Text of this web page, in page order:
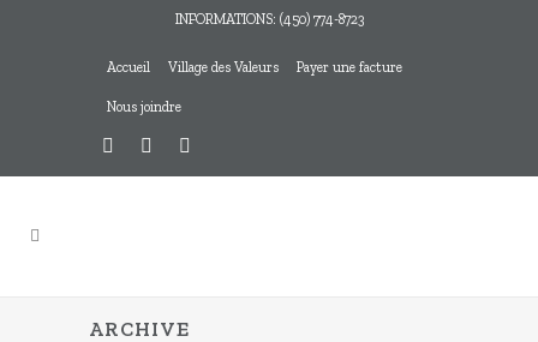
INFORMATIONS: (450) 774-8723
Accueil Village des Valeurs Payer une facture
Nous joindre
ARCHIVE